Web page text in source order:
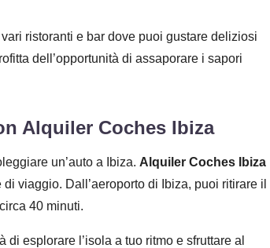
ristoranti e bar dove puoi gustare deliziosi
dell’opportunità di assaporare i sapori
Alquiler Coches Ibiza
un’auto a Ibiza. Alquiler Coches Ibiza
viaggio. Dall’aeroporto di Ibiza, puoi ritirare il
40 minuti.
esplorare l’isola a tuo ritmo e sfruttare al